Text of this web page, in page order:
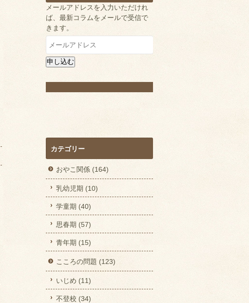
メールアドレスを入力いただけれ
ば、最新コラムをメールで受信で
きます。
メ
ー
ル
ア
申し込む
カテゴリー
おやこ関係 (164)
乳幼児期 (10)
学童期 (40)
思春期 (57)
青年期 (15)
こころの問題 (123)
いじめ (11)
不登校 (34)